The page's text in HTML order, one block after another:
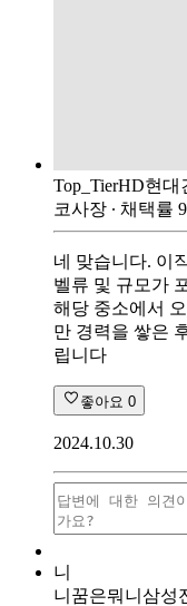
Top_TierHD현대
코사장 ∙ 채택률
네 맞습니다. 이
벨류 및 규모가
해당 중소에서
만 경력을 쌓은
립니다
좋아요 0
2024.10.30
니
니꿈은뭐니 삼성